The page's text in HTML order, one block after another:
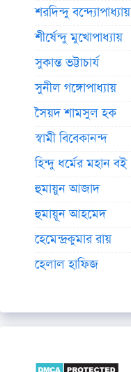
শরদিন্দু বন্দ্যোপাধ্যায়
শীর্ষেন্দু মুখোপাধ্যায়
সুকান্ত ভট্টাচার্য
সুনীল গঙ্গোপাধ্যায়
সৈয়দ শামসুল হক
স্বামী বিবেকানন্দ
হিন্দু ধর্মের মহান বই
হুমায়ুন আজাদ
হুমায়ূন আহমেদ
হেমেন্দ্রকুমার রায়
হেলাল হাফিজ